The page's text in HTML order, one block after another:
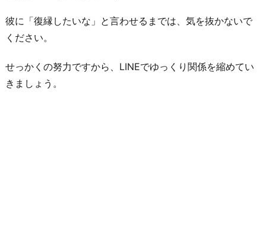
彼に「復縁したいな」と言わせるまでは、気を抜かないで
ください。
せっかくの努力ですから、LINEでゆっくり関係を縮めてい
きましょう。